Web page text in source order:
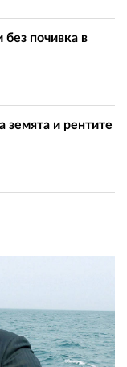
без почивка в
земята и рентите